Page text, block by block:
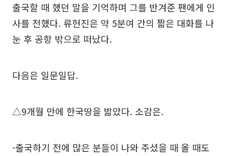
출국할 때 했던 말을 기억하며 그를 반겨준 팬에게 인
사를 전했다. 류현진은 약 5분여 간의 짧은 대화를 나
눈 후 공항 밖으로 떠났다.
다음은 일문일답.
△9개월 만에 한국땅을 밟았다. 소감은.
-출국하기 전에 많은 분들이 나와 주셨을 때 올 때도